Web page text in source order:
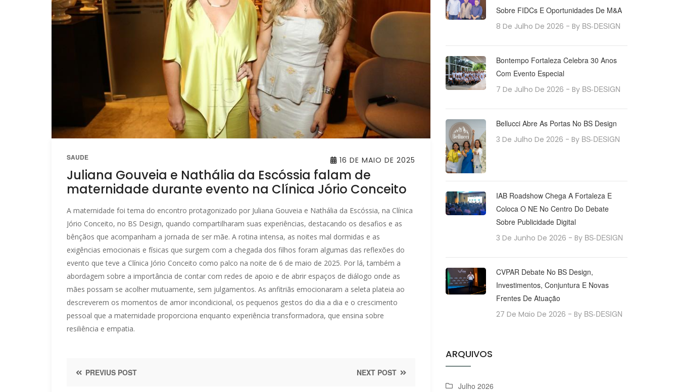
SAUDE 16 DE MAIO DE 2025
Juliana Gouveia e Nathália da Escóssia falam de
maternidade durante evento na Clínica Jório Conceito
A maternidade foi tema do encontro protagonizado por Juliana Gouveia e Nathália da Escóssia, na Clínica
Jório Conceito, no BS Design, quando compartilharam suas experiências, destacando os desafios e as
bênçãos que acompanham a jornada de ser mãe. A rotina intensa, as noites mal dormidas e as
exigências emocionais e físicas que surgem com a chegada dos filhos foram algumas das reflexões do
evento que teve a Clínica Jório Conceito como palco na noite de 6 de maio de 2025. Por lá, também a
abordagem sobre a importância de contar com redes de apoio e de abrir espaços de diálogo onde as
mães possam se acolher mutuamente, sem julgamentos. As anfitriãs emocionaram a seleta plateia ao
descreverem os momentos de amor incondicional, os pequenos gestos do dia a dia e o crescimento
pessoal que a maternidade proporciona enquanto experiência transformadora, que ensina sobre
resiliência e empatia.
PREVIUS POST NEXT POST
Sobre FIDCs E Oportunidades De M&A
8 De Julho De 2026 - By BS-DESIGN
Bontempo Fortaleza Celebra 30 Anos
Com Evento Especial
7 De Julho De 2026 - By BS-DESIGN
Bellucci Abre As Portas No BS Design
3 De Julho De 2026 - By BS-DESIGN
IAB Roadshow Chega A Fortaleza E
Coloca O NE No Centro Do Debate
Sobre Publicidade Digital
3 De Junho De 2026 - By BS-DESIGN
CVPAR Debate No BS Design,
Investimentos, Conjuntura E Novas
Frentes De Atuação
27 De Maio De 2026 - By BS-DESIGN
ARQUIVOS
Julho 2026